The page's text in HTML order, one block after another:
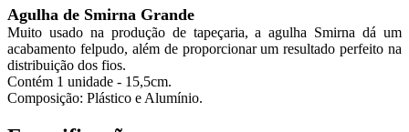
Agulha de Smirna Grande
Muito usado na produção de tapeçaria, a agulha Smirna dá um
acabamento felpudo, além de proporcionar um resultado perfeito na
distribuição dos fios.
Contém 1 unidade - 15,5cm.
Composição: Plástico e Alumínio.